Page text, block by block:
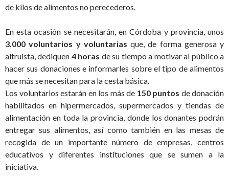
de kilos de alimentos no perecederos.
En esta ocasión se necesitarán, en Córdoba y provincia, unos
3.000 voluntarios y voluntarias que, de forma generosa y
altruista, dediquen 4 horas de su tiempo a motivar al público a
hacer sus donaciones e informarles sobre el tipo de alimentos
que más se necesitan para la cesta básica.
Los voluntarios estarán en los más de 150 puntos de donación
habilitados en hipermercados, supermercados y tiendas de
alimentación en toda la provincia, donde los donantes podrán
entregar sus alimentos, así como también en las mesas de
recogida de un importante número de empresas, centros
educativos y diferentes instituciones que se sumen a la
iniciativa.